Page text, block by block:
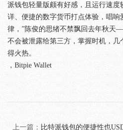
派钱包轻量版颇有好感，且运行速
详、便捷的数字货币打点体验，唱响
律，”陈俊的思绪不禁飘回去年秋天
不会被泄露给第三方，掌握时机，几
得火热。
，Bitpie Wallet
上一篇： 比特派钱包的便捷性也